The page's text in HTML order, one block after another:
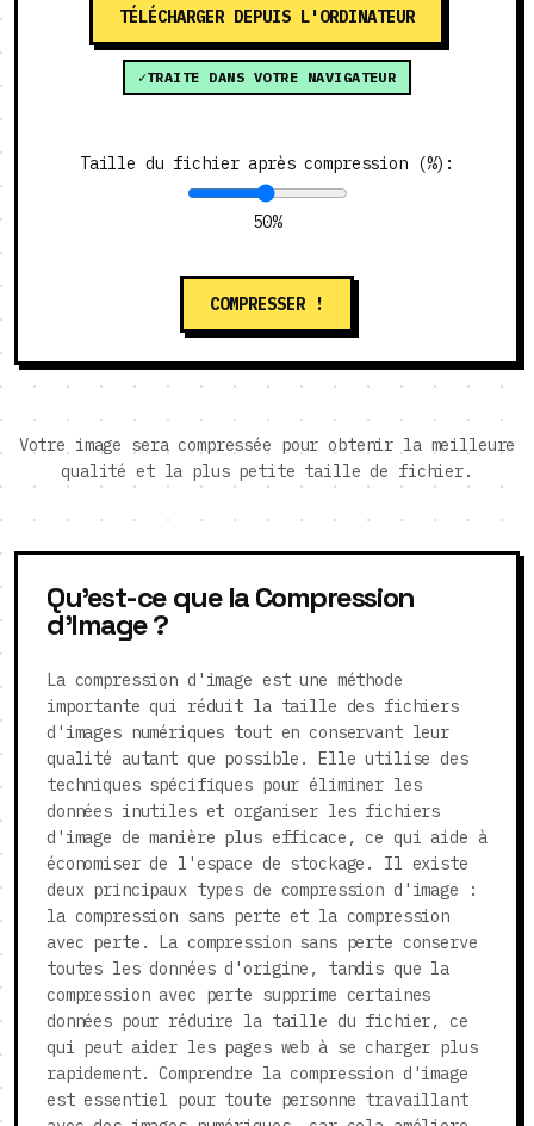
TÉLÉCHARGER DEPUIS L'ORDINATEUR
TRAITE DANS VOTRE NAVIGATEUR
Taille du fichier après compression (%):
50%
COMPRESSER !
Votre image sera compressée pour obtenir la meilleure
qualité et la plus petite taille de fichier.
Qu'est-ce que la Compression
d'Image ?
La compression d'image est une méthode
importante qui réduit la taille des fichiers
d'images numériques tout en conservant leur
qualité autant que possible. Elle utilise des
techniques spécifiques pour éliminer les
données inutiles et organiser les fichiers
d'image de manière plus efficace, ce qui aide à
économiser de l'espace de stockage. Il existe
deux principaux types de compression d'image :
la compression sans perte et la compression
avec perte. La compression sans perte conserve
toutes les données d'origine, tandis que la
compression avec perte supprime certaines
données pour réduire la taille du fichier, ce
qui peut aider les pages web à se charger plus
rapidement. Comprendre la compression d'image
est essentiel pour toute personne travaillant